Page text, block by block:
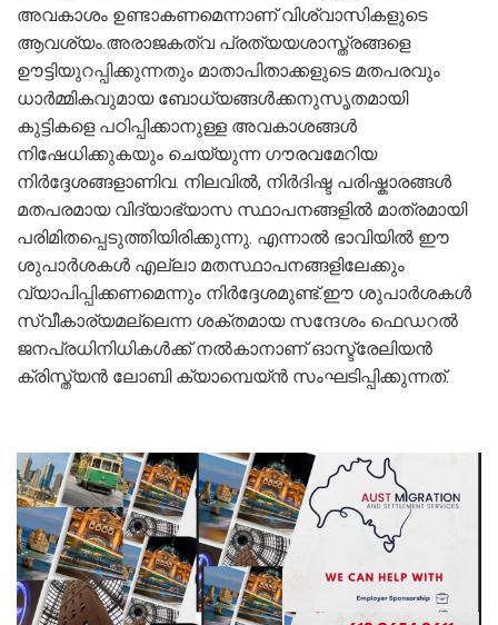
അവകാശം ഉണ്ടാകണമെന്നാണ് വിശ്വാസികളുടെ
ആവശ്യം.അരാജകത്വ പ്രത്യയശാസ്ത്രങ്ങളെ
ഊട്ടിയുറപ്പിക്കുന്നതും മാതാപിതാക്കളുടെ മതപരവും
ധാർമ്മികവുമായ ബോധ്യങ്ങൾക്കനുസൃതമായി
കുട്ടികളെ പഠിപ്പിക്കാനുള്ള അവകാശങ്ങൾ
നിഷേധിക്കുകയും ചെയ്യുന്ന ഗൗരവമേറിയ
നിർദ്ദേശങ്ങളാണിവ. നിലവിൽ, നിർദിഷ്ട പരിഷ്കാരങ്ങൾ
മതപരമായ വിദ്യാഭ്യാസ സ്ഥാപനങ്ങളിൽ മാത്രമായി
പരിമിതപ്പെടുത്തിയിരിക്കുന്നു. എന്നാൽ ഭാവിയിൽ ഈ
ശുപാർശകൾ എല്ലാ മതസ്ഥാപനങ്ങളിലേക്കും
വ്യാപിപ്പിക്കണമെന്നും നിർദ്ദേശമുണ്ട്.ഈ ശുപാർശകൾ
സ്വീകാര്യമല്ലെന്ന ശക്തമായ സന്ദേശം ഫെഡറൽ
ജനപ്രധിനിധികൾക്ക് നൽകാനാണ് ഓസ്ട്രേലിയൻ
ക്രിസ്ത്യൻ ലോബി ക്യാമ്പെയ്ൻ സംഘടിപ്പിക്കുന്നത്.